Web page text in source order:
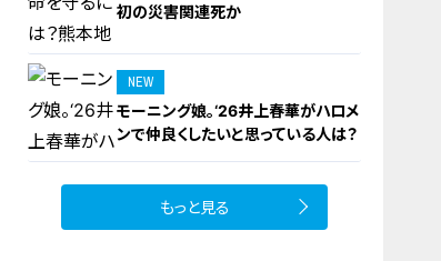
9
初の災害関連死か
NEW
モーニング娘。‘26井上春華がハロメ
ンで仲良くしたいと思っている人は？
もっと見る